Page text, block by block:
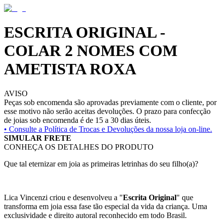
ESCRITA ORIGINAL -
COLAR 2 NOMES COM
AMETISTA ROXA
AVISO
Peças sob encomenda são aprovadas previamente com o cliente, por
esse motivo não serão aceitas devoluções. O prazo para confecção
de joias sob encomenda é de 15 a 30 dias úteis.
• Consulte a Política de Trocas e Devoluções da nossa loja on-line.
SIMULAR FRETE
CONHEÇA OS DETALHES DO PRODUTO
Que tal eternizar em joia as primeiras letrinhas do seu filho(a)?
Lica Vincenzi criou e desenvolveu a "Escrita Original" que
transforma em joia essa fase tão especial da vida da criança. Uma
exclusividade e direito autoral reconhecido em todo Brasil.